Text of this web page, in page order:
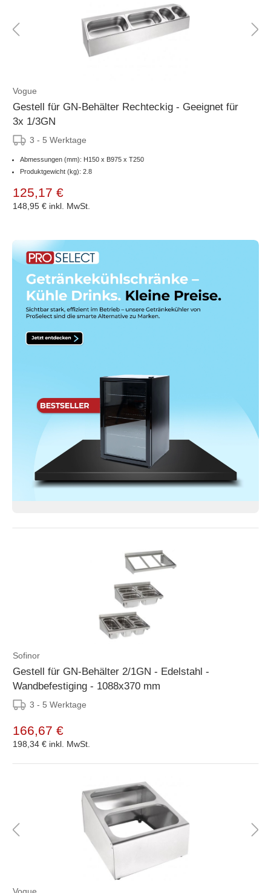
Vogue
Gestell für GN-Behälter Rechteckig - Geeignet für
3x 1/3GN
3 - 5 Werktage
Abmessungen (mm): H150 x B975 x T250
Produktgewicht (kg): 2.8
125,17 €
148,95 € inkl. MwSt.
Sofinor
Gestell für GN-Behälter 2/1GN - Edelstahl -
Wandbefestiging - 1088x370 mm
3 - 5 Werktage
166,67 €
198,34 € inkl. MwSt.